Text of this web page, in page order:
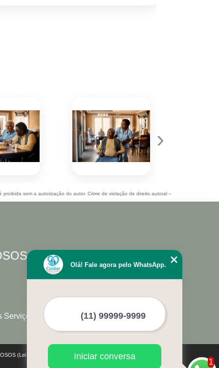
›
sem a autorização do autor. Crime de violação de direito autoral –
Serviços
(Lei 9610 de 19/02/1998)
1
Olá! Fale agora pelo WhatsApp.
Iniciar conversa